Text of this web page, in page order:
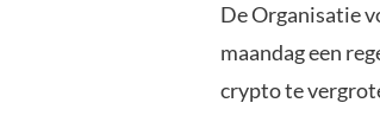
De Organisatie
maandag een
crypto te